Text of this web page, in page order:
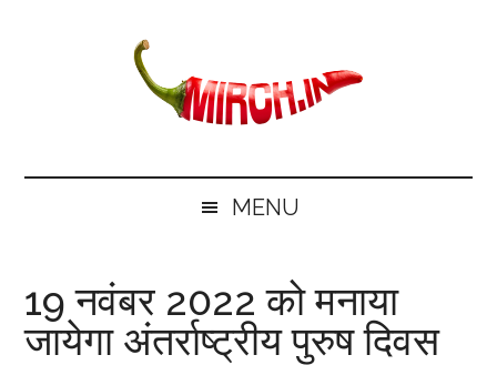
mirch.in
Hindi
MENU
19 नवंबर 2022 को मनाया
जायेगा अंतर्राष्ट्रीय पुरुष दिवस